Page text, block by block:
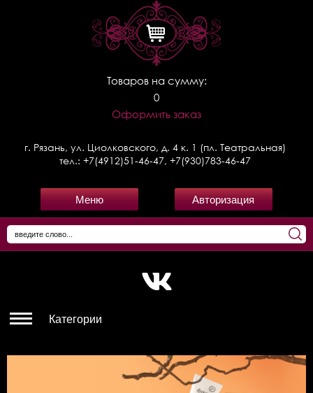
Товаров на сумму:
0
Оформить заказ
г. Рязань, ул. Циолковского, д. 4 к. 1 (пл. Театральная)
тел.: +7(4912)51-46-47, +7(930)783-46-47
Меню Авторизация
Категории